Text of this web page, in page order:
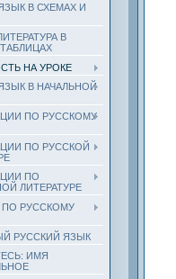
В СХЕМАХ И
В
НА УРОКЕ
В НАЧАЛЬНОЙ
ПО РУССКОМУ
ПО РУССКОЙ
ПО
ЛИТЕРАТУРЕ
ПО РУССКОМУ
РУССКИЙ ЯЗЫК
ИМЯ